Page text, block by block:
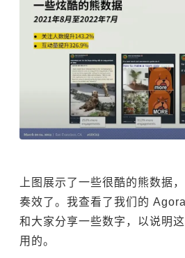
上图展示了一些很酷的熊数据
奏效了。我查看了我们的
和大家分享一些数字，以说明
用的。